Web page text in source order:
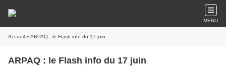
MENU
Accueil » ARPAQ : le Flash info du 17 juin
ARPAQ : le Flash info du 17 juin